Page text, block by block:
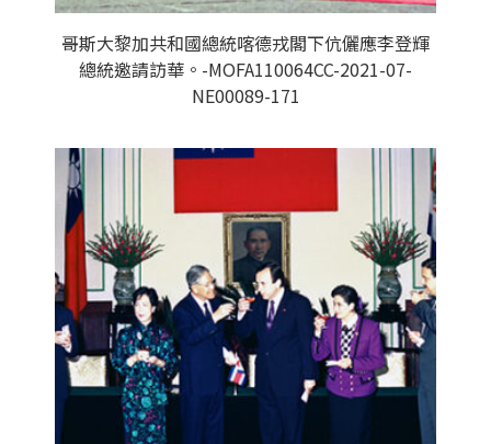
哥斯大黎加共和國總統喀德戎閣下伉儷應李登輝
總統邀請訪華。-MOFA110064CC-2021-07-
NE00089-171